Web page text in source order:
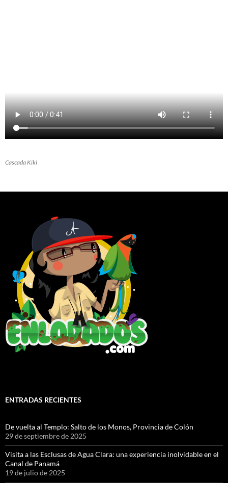
Cascada Kiki
ENTRADAS RECIENTES
De vuelta al Templo: Salto de los Monos, Provincia de Colón
29 de septiembre de 2025
Visita a las Esclusas de Agua Clara: una experiencia inolvidable en el
Canal de Panamá
19 de julio de 2025